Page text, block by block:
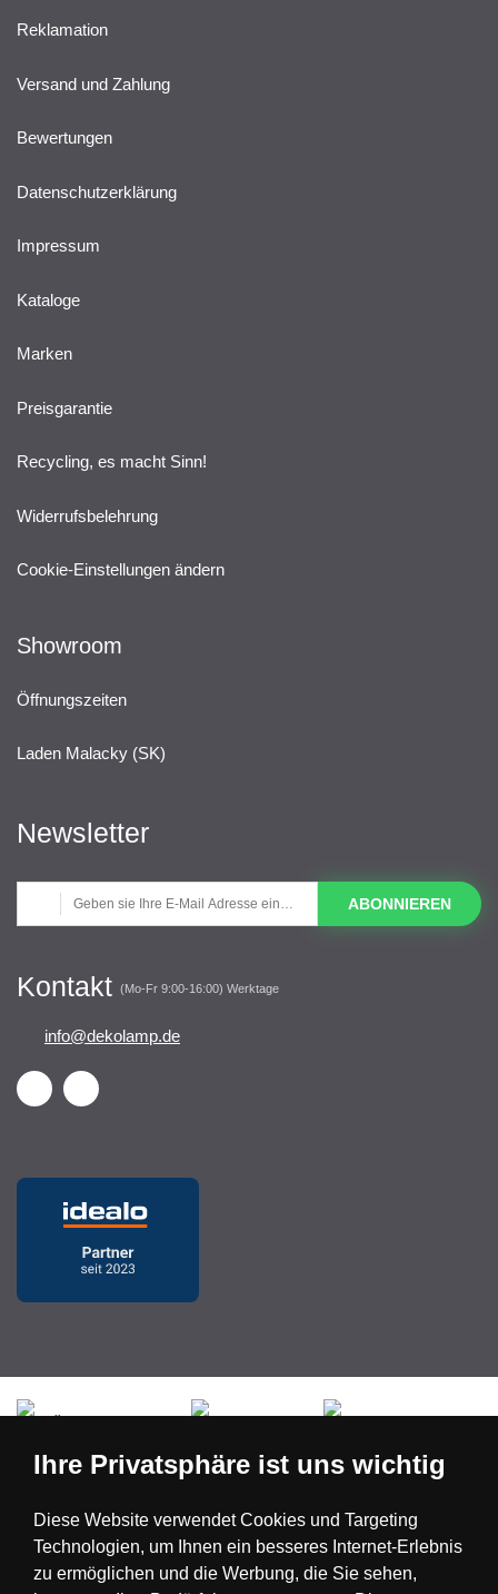
Reklamation
Versand und Zahlung
Bewertungen
Datenschutzerklärung
Impressum
Kataloge
Marken
Preisgarantie
Recycling, es macht Sinn!
Widerrufsbelehrung
Cookie-Einstellungen ändern
Showroom
Öffnungszeiten
Laden Malacky (SK)
Newsletter
ABONNIEREN
Kontakt (Mo-Fr 9:00-16:00) Werktage
info@dekolamp.de
Nederland
Ihre Privatsphäre ist uns wichtig
Diese Website verwendet Cookies und Targeting
Technologien, um Ihnen ein besseres Internet-Erlebnis
zu ermöglichen und die Werbung, die Sie sehen,